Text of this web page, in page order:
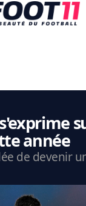
année
de devenir